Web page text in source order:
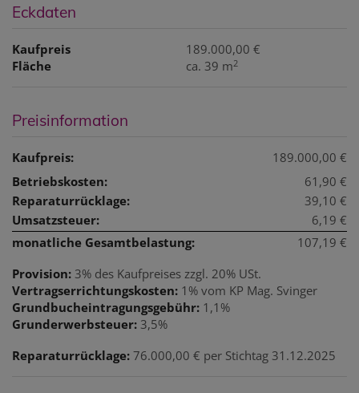
Eckdaten
Kaufpreis
189.000,00 €
Fläche
ca. 39 m2
Preisinformation
Kaufpreis:
189.000,00 €
Betriebskosten:
61,90 €
Reparaturrücklage:
39,10 €
Umsatzsteuer:
6,19 €
monatliche Gesamtbelastung:
107,19 €
Provision: 3% des Kaufpreises zzgl. 20% USt.
Vertragserrichtungskosten: 1% vom KP Mag. Svinger
Grundbucheintragungsgebühr: 1,1%
Grunderwerbsteuer: 3,5%
Reparaturrücklage: 76.000,00 € per Stichtag 31.12.2025